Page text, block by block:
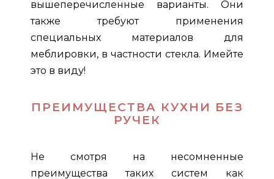
вышеперечисленные варианты. Они
также требуют применения
специальных материалов для
меблировки, в частности стекла. Имейте
это в виду!
ПРЕИМУЩЕСТВА КУХНИ БЕЗ
РУЧЕК
Не смотря на несомненные
преимущества таких систем как